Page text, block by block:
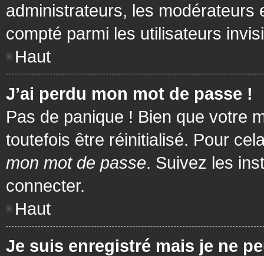
administrateurs, les
compté parmi les utilisateurs
Haut
J’ai perdu mon mot de passe !
Pas de panique ! Bien que votre
toutefois être réinitialisé. Pour
mon mot de passe. Suivez les
connecter.
Haut
Je suis enregistré mais je ne